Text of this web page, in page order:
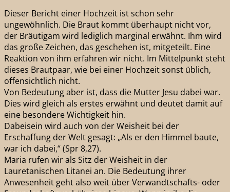
Dieser Bericht einer Hochzeit ist schon sehr
ungewöhnlich. Die Braut kommt überhaupt nicht vor,
der Bräutigam wird lediglich marginal erwähnt. Ihm wird
das große Zeichen, das geschehen ist, mitgeteilt. Eine
Reaktion von ihm erfahren wir nicht. Im Mittelpunkt steht
dieses Brautpaar, wie bei einer Hochzeit sonst üblich,
offensichtlich nicht.
Von Bedeutung aber ist, dass die Mutter Jesu dabei war.
Dies wird gleich als erstes erwähnt und deutet damit auf
eine besondere Wichtigkeit hin.
Dabeisein wird auch von der Weisheit bei der
Erschaffung der Welt gesagt: „Als er den Himmel baute,
war ich dabei,“ (Spr 8,27).
Maria rufen wir als Sitz der Weisheit in der
Lauretanischen Litanei an. Die Bedeutung ihrer
Anwesenheit geht also weit über Verwandtschafts- oder